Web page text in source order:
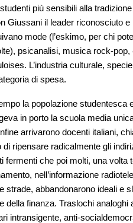
più sensibili alla
Giussani il leader riconosciuto
mode (l’eskimo, per chi
psicanalisi, musica rock-
L’industria culturale,
di spesa.
la popolazione
in porto la scuola media
arrivarono docenti italiani,
ripensare radicalmente gli
fermenti che poi molti, una volta
nell’informazione
strade, abbandonarono ideali e
della finanza. Traslochi
intransigente, anti-